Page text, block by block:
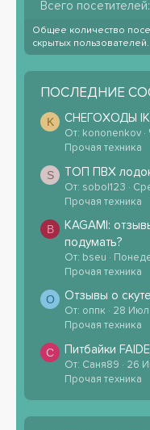
Всего посетителей
Общее количество
скрытых пользователей.
ПОСЛЕДНИЕ
K СНЕГОХОДЫ
От: kononenkov
Прочая техника
S ТОП ПВХ
От: sobol123
Прочая техника
B
KAGAMI:
подумать?
От: bseu
Прочая техника
О Отзывы о
От: оппк
28
Прочая техника
С Питбайки
От: Саня89
26
Прочая техника